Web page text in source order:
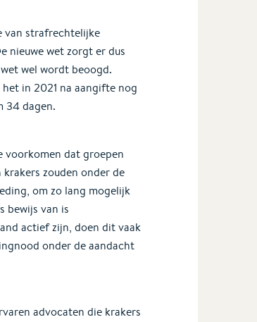
van strafrechtelijke
nieuwe wet zorgt er dus
wel wordt beoogd.
in 2021 na aangifte nog
34 dagen.
voorkomen dat groepen
zouden onder de
om zo lang mogelijk
bewijs van is
actief zijn, doen dit vaak
onder de aandacht
advocaten die krakers